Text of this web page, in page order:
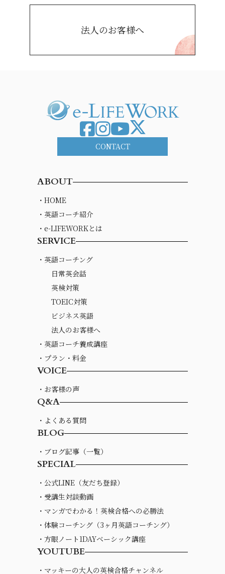
法人のお客様へ
CONTACT
ABOUT
・HOME
・英語コーチ紹介
・e-LIFEWORKとは
SERVICE
・英語コーチング
日常英会話
英検対策
TOEIC対策
ビジネス英語
法人のお客様へ
・英語コーチ養成講座
・プラン・料金
VOICE
・お客様の声
Q&A
・よくある質問
BLOG
・ブログ記事（一覧）
SPECIAL
・公式LINE（友だち登録）
・受講生対談動画
・マンガでわかる！英検合格への必勝法
・体験コーチング（3ヶ月英語コーチング）
・方眼ノート1DAYベーシック講座
YOUTUBE
・マッキーの大人の英検合格チャンネル